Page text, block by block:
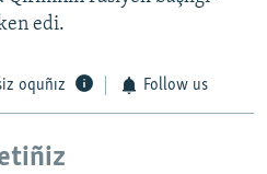
edi.
oquñız Follow us